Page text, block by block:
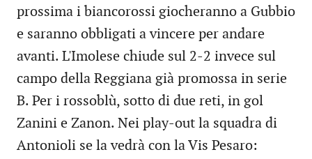
prossima i biancorossi giocheranno a Gubbio
e saranno obbligati a vincere per andare
avanti. L'Imolese chiude sul 2-2 invece sul
campo della Reggiana già promossa in serie
B. Per i rossoblù, sotto di due reti, in gol
Zanini e Zanon. Nei play-out la squadra di
Antonioli se la vedrà con la Vis Pesaro: